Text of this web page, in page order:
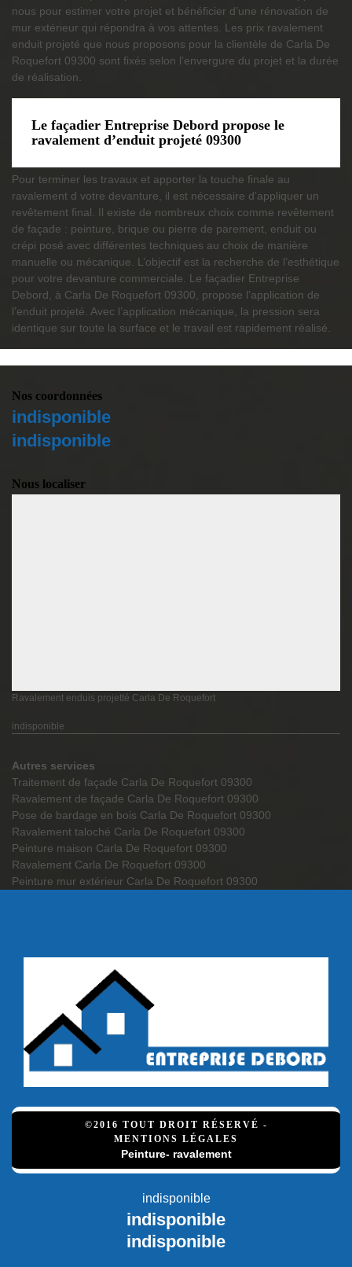
nous pour estimer votre projet et bénéficier d’une rénovation de
mur extérieur qui répondra à vos attentes. Les prix ravalement
enduit projeté que nous proposons pour la clientèle de Carla De
Roquefort 09300 sont fixés selon l’envergure du projet et la durée
de réalisation.
Le façadier Entreprise Debord propose le
ravalement d’enduit projeté 09300
Pour terminer les travaux et apporter la touche finale au
ravalement d votre devanture, il est nécessaire d’appliquer un
revêtement final. Il existe de nombreux choix comme revêtement
de façade : peinture, brique ou pierre de parement, enduit ou
crépi posé avec différentes techniques au choix de manière
manuelle ou mécanique. L’objectif est la recherche de l’esthétique
pour votre devanture commerciale. Le façadier Entreprise
Debord, à Carla De Roquefort 09300, propose l’application de
l’enduit projeté. Avec l’application mécanique, la pression sera
identique sur toute la surface et le travail est rapidement réalisé.
Nos coordonnées
indisponible
indisponible
Nous localiser
Ravalement enduis projetté Carla De Roquefort
indisponible
Autres services
Traitement de façade Carla De Roquefort 09300
Ravalement de façade Carla De Roquefort 09300
Pose de bardage en bois Carla De Roquefort 09300
Ravalement taloché Carla De Roquefort 09300
Peinture maison Carla De Roquefort 09300
Ravalement Carla De Roquefort 09300
Peinture mur extérieur Carla De Roquefort 09300
©2016 TOUT DROIT RÉSERVÉ -
MENTIONS LÉGALES
Peinture- ravalement
indisponible
indisponible
indisponible